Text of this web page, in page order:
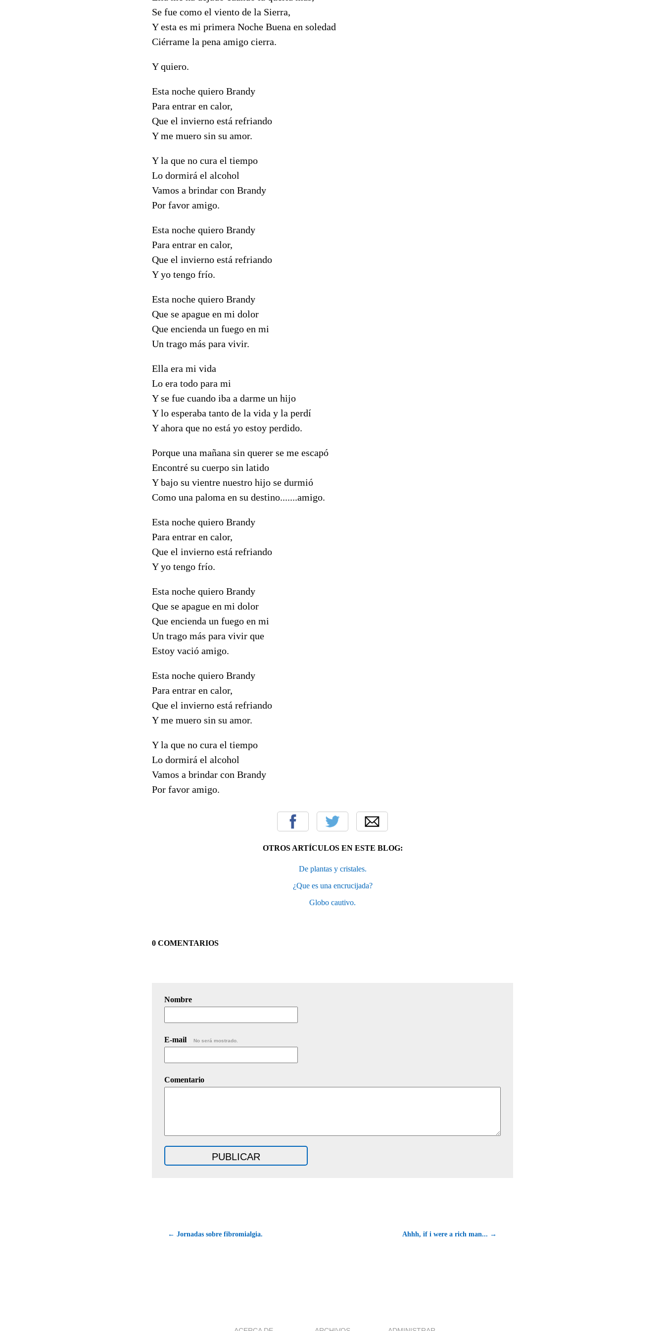
Se fue como el viento de la Sierra,
Y esta es mi primera Noche Buena en soledad
Ciérrame la pena amigo cierra.
Y quiero.
Esta noche quiero Brandy
Para entrar en calor,
Que el invierno está refriando
Y me muero sin su amor.
Y la que no cura el tiempo
Lo dormirá el alcohol
Vamos a brindar con Brandy
Por favor amigo.
Esta noche quiero Brandy
Para entrar en calor,
Que el invierno está refriando
Y yo tengo frío.
Esta noche quiero Brandy
Que se apague en mi dolor
Que encienda un fuego en mi
Un trago más para vivir.
Ella era mi vida
Lo era todo para mi
Y se fue cuando iba a darme un hijo
Y lo esperaba tanto de la vida y la perdí
Y ahora que no está yo estoy perdido.
Porque una mañana sin querer se me escapó
Encontré su cuerpo sin latido
Y bajo su vientre nuestro hijo se durmió
Como una paloma en su destino.......amigo.
Esta noche quiero Brandy
Para entrar en calor,
Que el invierno está refriando
Y yo tengo frío.
Esta noche quiero Brandy
Que se apague en mi dolor
Que encienda un fuego en mi
Un trago más para vivir que
Estoy vació amigo.
Esta noche quiero Brandy
Para entrar en calor,
Que el invierno está refriando
Y me muero sin su amor.
Y la que no cura el tiempo
Lo dormirá el alcohol
Vamos a brindar con Brandy
Por favor amigo.
OTROS ARTÍCULOS EN ESTE BLOG:
De plantas y cristales.
¿Que es una encrucijada?
Globo cautivo.
0 COMENTARIOS
Nombre
E-mail No será mostrado.
Comentario
← Jornadas sobre fibromialgia. Ahhh, if i were a rich man... →